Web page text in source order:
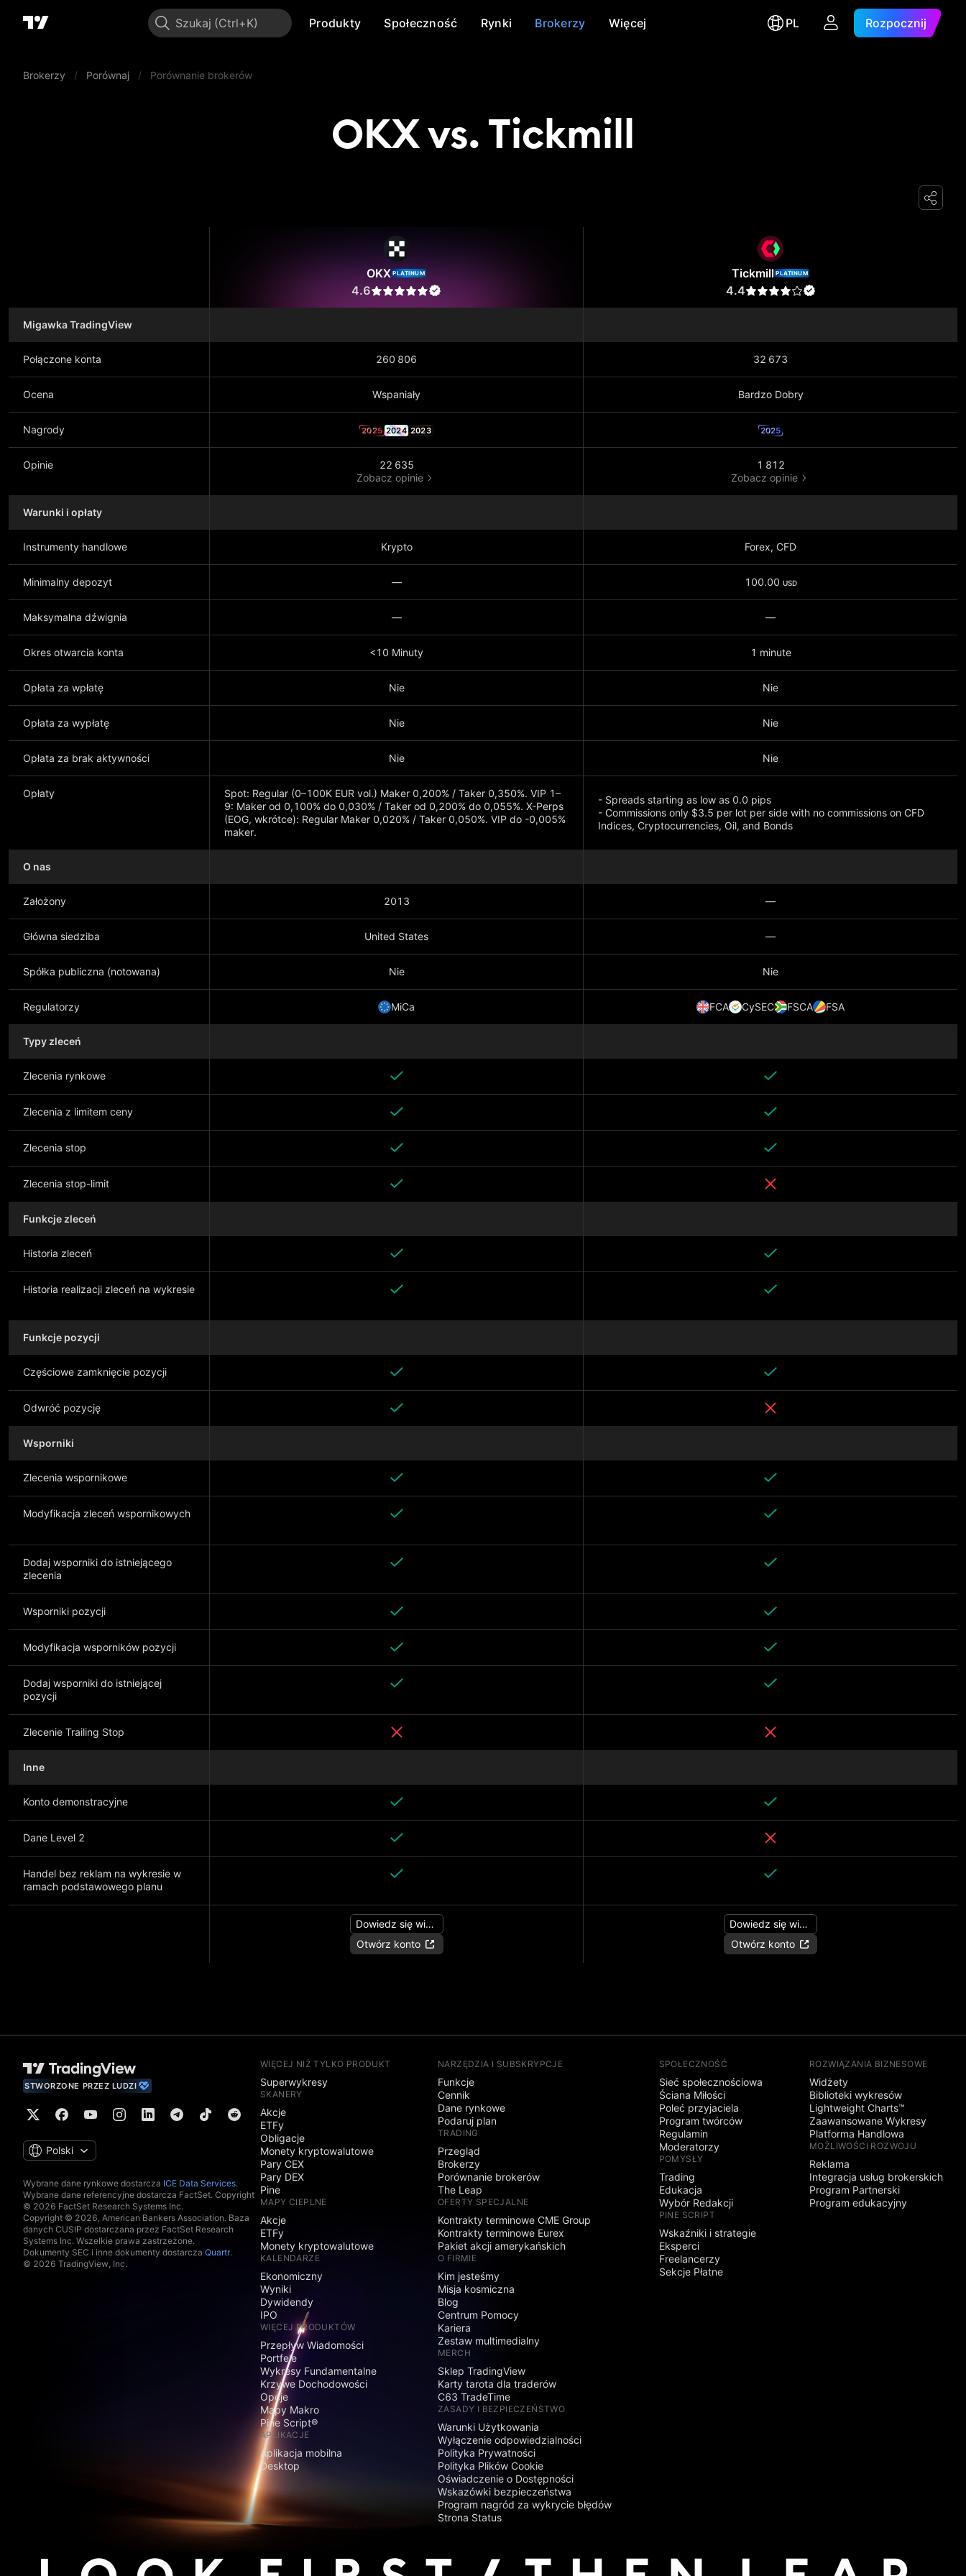
Szukaj Produkty Społeczność Rynki Brokerzy Więcej PL Rozpocznij
Brokerzy / Porównaj / Porównanie brokerów
OKX vs. Tickmill
OKX PLATINUM
4.6
Tickmill PLATINUM
4.4
Migawka TradingView
Połączone konta 260 806 32 673
Ocena Wspaniały Bardzo Dobry
Nagrody 2025 2024 2023 2025
Opinie
22 635
Zobacz opinie
1 812
Zobacz opinie
Warunki i opłaty
Instrumenty handlowe Krypto Forex, CFD
Minimalny depozyt — 100.00 USD
Maksymalna dźwignia — —
Okres otwarcia konta <10 Minuty 1 minute
Opłata za wpłatę Nie Nie
Opłata za wypłatę Nie Nie
Opłata za brak aktywności Nie Nie
Opłaty
Spot: Regular (0–100K EUR vol.) Maker 0,200% / Taker 0,350%. VIP 1–
9: Maker od 0,100% do 0,030% / Taker od 0,200% do 0,055%. X-Perps
(EOG, wkrótce): Regular Maker 0,020% / Taker 0,050%. VIP do -0,005%
maker.
- Spreads starting as low as 0.0 pips
- Commissions only $3.5 per lot per side with no commissions on CFD
Indices, Cryptocurrencies, Oil, and Bonds
Pokaż więcej
O nas
Założony 2013 —
Główna siedziba United States —
Spółka publiczna (notowana) Nie Nie
Regulatorzy MiCa FCA CySEC FSCA FSA
Typy zleceń
Zlecenia rynkowe
Zlecenia z limitem ceny
Zlecenia stop
Zlecenia stop-limit
Funkcje zleceń
Historia zleceń
Historia realizacji zleceń na wykresie
Funkcje pozycji
Częściowe zamknięcie pozycji
Odwróć pozycję
Wsporniki
Zlecenia wspornikowe
Modyfikacja zleceń wspornikowych
Dodaj wsporniki do istniejącego
zlecenia
Wsporniki pozycji
Modyfikacja wsporników pozycji
Dodaj wsporniki do istniejącej
pozycji
Zlecenie Trailing Stop
Inne
Konto demonstracyjne
Dane Level 2
Handel bez reklam na wykresie w
ramach podstawowego planu
Dowiedz się więcej
Otwórz konto
Dowiedz się więcej
Otwórz konto
STWORZONE PRZEZ LUDZI
Polski
Wybrane dane rynkowe dostarcza ICE Data Services.
Wybrane dane referencyjne dostarcza FactSet. Copyright
© 2026 FactSet Research Systems Inc.
Copyright © 2026, American Bankers Association. Baza
danych CUSIP dostarczana przez FactSet Research
Systems Inc. Wszelkie prawa zastrzeżone.
Dokumenty SEC i inne dokumenty dostarcza Quartr.
© 2026 TradingView, Inc.
WIĘCEJ NIŻ TYLKO PRODUKT
Superwykresy
SKANERY
Akcje
ETFy
Obligacje
Monety kryptowalutowe
Pary CEX
Pary DEX
Pine
MAPY CIEPLNE
Akcje
ETFy
Monety kryptowalutowe
KALENDARZE
Ekonomiczny
Wyniki
Dywidendy
IPO
WIĘCEJ PRODUKTÓW
Przepływ Wiadomości
Portfele
Wykresy Fundamentalne
Krzywe Dochodowości
Opcje
Mapy Makro
Pine Script®
APLIKACJE
Aplikacja mobilna
Desktop
NARZĘDZIA I SUBSKRYPCJE
Funkcje
Cennik
Dane rynkowe
Podaruj plan
TRADING
Przegląd
Brokerzy
Porównanie brokerów
The Leap
OFERTY SPECJALNE
Kontrakty terminowe CME Group
Kontrakty terminowe Eurex
Pakiet akcji amerykańskich
O FIRMIE
Kim jesteśmy
Misja kosmiczna
Blog
Centrum Pomocy
Kariera
Zestaw multimedialny
MERCH
Sklep TradingView
Karty tarota dla traderów
C63 TradeTime
ZASADY I BEZPIECZEŃSTWO
Warunki Użytkowania
Wyłączenie odpowiedzialności
Polityka Prywatności
Polityka Plików Cookie
Oświadczenie o Dostępności
Wskazówki bezpieczeństwa
Program nagród za wykrycie błędów
Strona Status
SPOŁECZNOŚĆ
Sieć społecznościowa
Ściana Miłości
Poleć przyjaciela
Program twórców
Regulamin
Moderatorzy
POMYSŁY
Trading
Edukacja
Wybór Redakcji
PINE SCRIPT
Wskaźniki i strategie
Eksperci
Freelancerzy
Sekcje Płatne
ROZWIĄZANIA BIZNESOWE
Widżety
Biblioteki wykresów
Lightweight Charts™
Zaawansowane Wykresy
Platforma Handlowa
MOŻLIWOŚCI ROZWOJU
Reklama
Integracja usług brokerskich
Program Partnerski
Program edukacyjny